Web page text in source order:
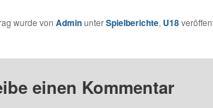
wurde von AdminunterSpielberichte, U18
einen Kommentar